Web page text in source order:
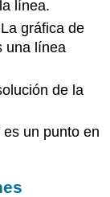
línea.
gráfica de
una línea
de la
un punto en